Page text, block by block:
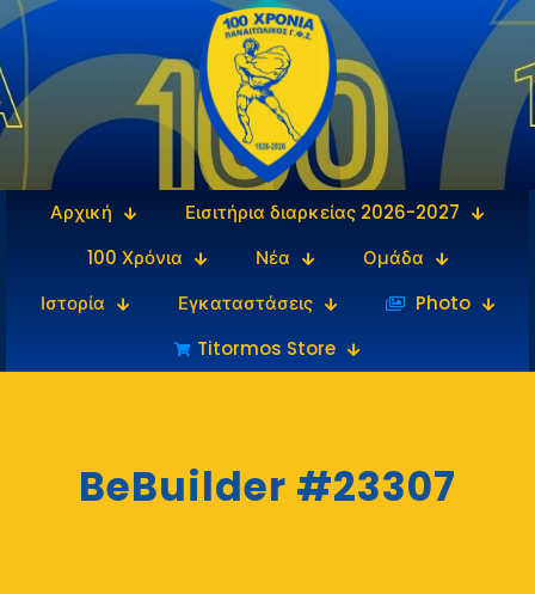
Αρχική
Εισιτήρια διαρκείας 2026-2027
100 Χρόνια
Νέα
Ομάδα
Ιστορία
Εγκαταστάσεις
‎‏‏‎ ‎Photo
Titormos Store
BeBuilder #23307